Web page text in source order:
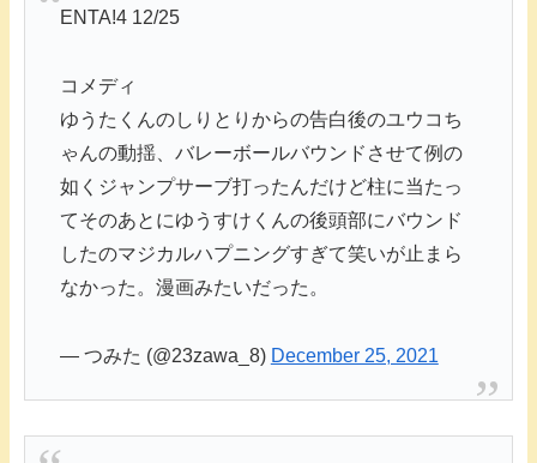
ENTA!4 12/25
コメディ
ゆうたくんのしりとりからの告白後のユウコち
ゃんの動揺、バレーボールバウンドさせて例の
如くジャンプサーブ打ったんだけど柱に当たっ
てそのあとにゆうすけくんの後頭部にバウンド
したのマジカルハプニングすぎて笑いが止まら
なかった。漫画みたいだった。
— つみた (@23zawa_8) December 25, 2021